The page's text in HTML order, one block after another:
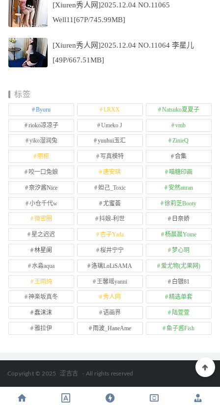
[Xiuren秀人网]2025.12.04 NO.11065
Well11[67P/745.99MB]
[Xiuren秀人网]2025.12.04 NO.11064 李星儿
[49P/667.51MB]
标签
Byoru LRXX Natsuko夏夏子
rioko凉凉子 Umeko J vmb
yiko湿润兔 yuuhui玉汇 ZinieQ
丽柜 写真模特 合集
咬一口兔娘 唐安琪 喵糖印画
奈汐酱Nice 妲己_Toxic 安然anran
小仓千代w 尤蜜荟 徐莉芝Booty
微密圈 抖娘-利世 日奈娇
星之迟迟 杏子Yada 杨晨晨Yome
林星阑 桜井宁宁 梦心玥
水淼aqua 洛璃LoLiSAMA 爱尤物(尤果网)
王雨纯 王馨瑶yanni 白银81
神楽坂真冬 秀人网 精选单套
蠢沫沫 语画界 陆萱萱
雅拉伊 雨波_HaneAme 鱼子酱Fish
Copyright © 2025 涩吉吉 - All rights reserved